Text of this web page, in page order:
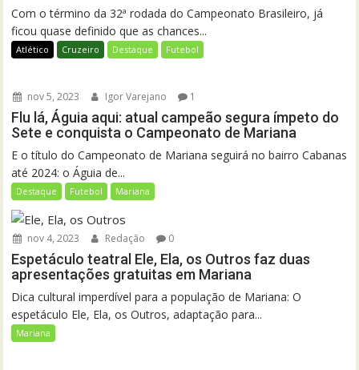
Com o término da 32ª rodada do Campeonato Brasileiro, já
ficou quase definido que as chances...
Atlético Cruzeiro Destaque Futebol
nov 5, 2023 Igor Varejano 1
Flu lá, Águia aqui: atual campeão segura ímpeto do
Sete e conquista o Campeonato de Mariana
E o título do Campeonato de Mariana seguirá no bairro Cabanas
até 2024: o Águia de...
Destaque Futebol Mariana
nov 4, 2023 Redação 0
Espetáculo teatral Ele, Ela, os Outros faz duas
apresentações gratuitas em Mariana
Dica cultural imperdível para a população de Mariana: O
espetáculo Ele, Ela, os Outros, adaptação para...
Mariana